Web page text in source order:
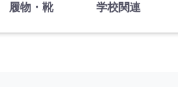
履物・靴 学校関連